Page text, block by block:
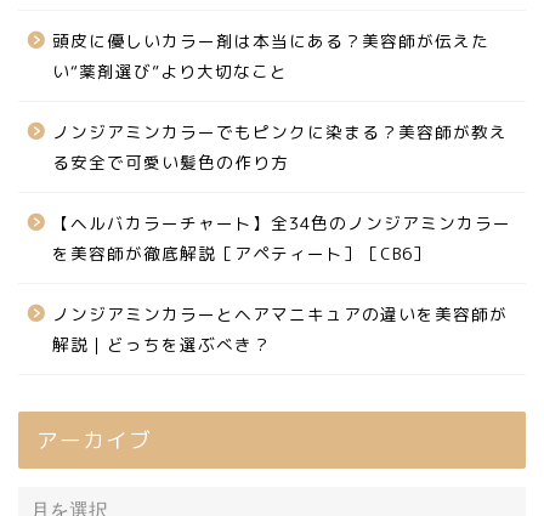
頭皮に優しいカラー剤は本当にある？美容師が伝えた
い“薬剤選び”より大切なこと
ノンジアミンカラーでもピンクに染まる？美容師が教え
る安全で可愛い髪色の作り方
【ヘルバカラーチャート】全34色のノンジアミンカラー
を美容師が徹底解説［アペティート］［CB6］
ノンジアミンカラーとヘアマニキュアの違いを美容師が
解説｜どっちを選ぶべき？
アーカイブ